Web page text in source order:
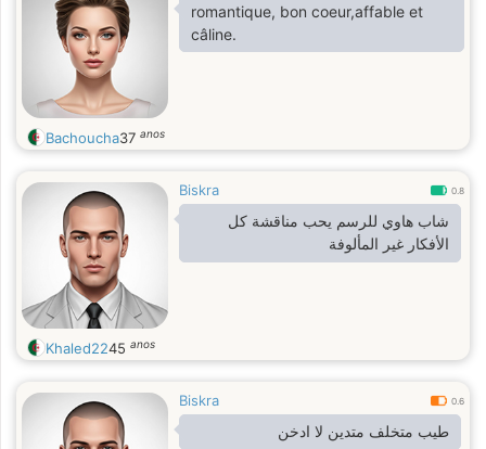
romantique, bon coeur,affable et
câline.
Bachoucha37 anos
Biskra 0.8
شاب هاوي للرسم يحب مناقشة كل
الأفكار غير المألوفة
Khaled2245 anos
Biskra 0.6
طيب متخلف متدين لا ادخن